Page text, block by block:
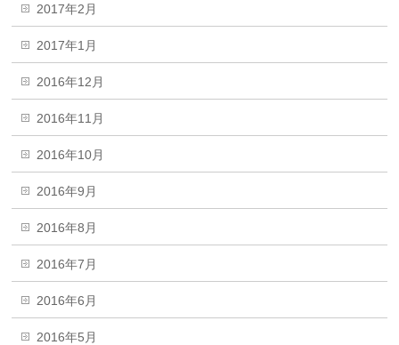
2017年2月
2017年1月
2016年12月
2016年11月
2016年10月
2016年9月
2016年8月
2016年7月
2016年6月
2016年5月